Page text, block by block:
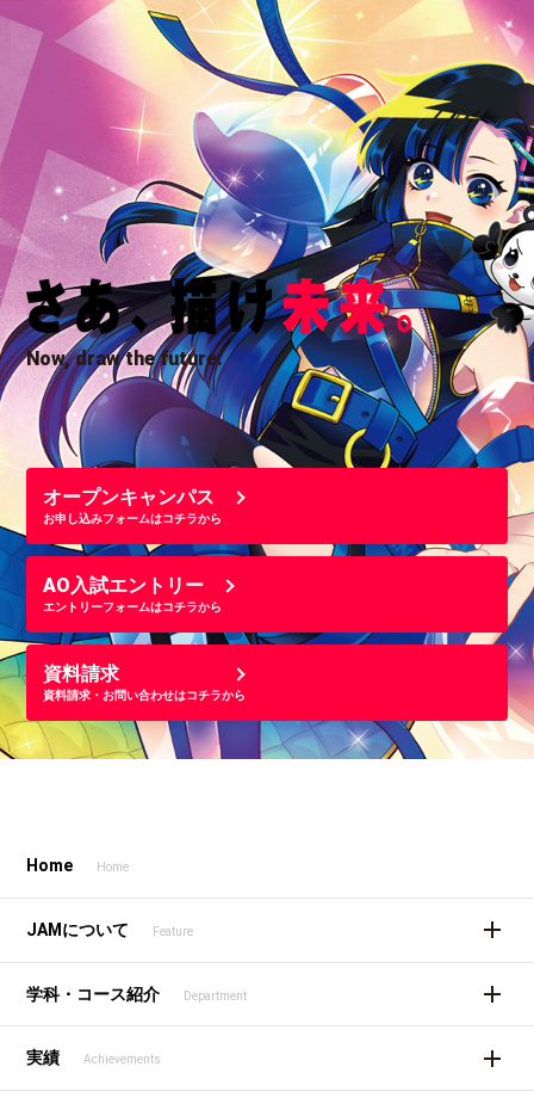
Now, draw the future.
オープンキャンパス
お申し込みフォームはコチラから
AO入試エントリー
エントリーフォームはコチラから
資料請求
資料請求・お問い合わせはコチラから
Home Home
JAMについて Feature
学科・コース紹介 Department
実績 Achievements